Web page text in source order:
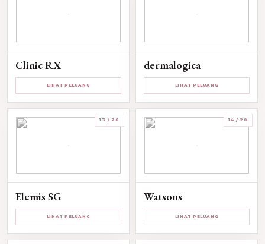
Clinic RX
LIHAT PELUANG
dermalogica
LIHAT PELUANG
13 / 20
Elemis SG
LIHAT PELUANG
14 / 20
Watsons
LIHAT PELUANG